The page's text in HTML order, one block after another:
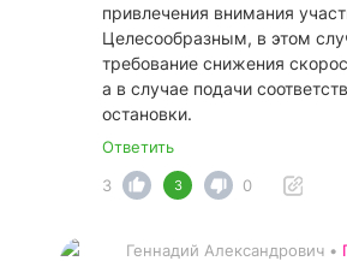
привлечения внимания
Целесообразным, в этом
требование снижения
а в случае подачи
остановки.
Ответить
3
3 0
Геннадий Александрович •